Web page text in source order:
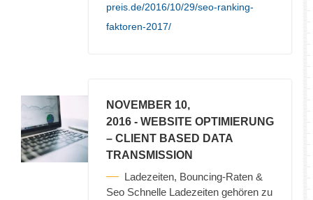
preis.de/2016/10/29/seo-ranking-
faktoren-2017/
NOVEMBER 10,
2016 - WEBSITE OPTIMIERUNG
– CLIENT BASED DATA
TRANSMISSION
Ladezeiten, Bouncing-Raten &
Seo Schnelle Ladezeiten gehören zu